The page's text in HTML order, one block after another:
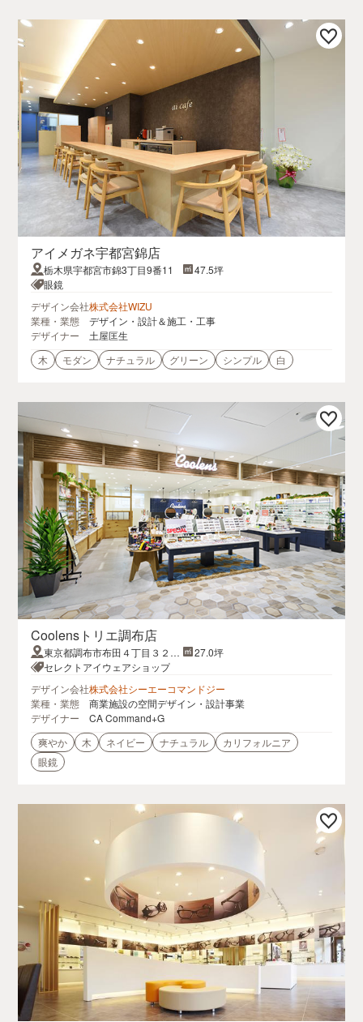
アイメガネ宇都宮錦店
栃木県宇都宮市錦3丁目9番11
47.5坪
眼鏡
デザイン会社株式会社WIZU
業種・業態
デザイン・設計＆施工・工事
デザイナー
土屋匡生
木
モダン ナチュラル グリーン シンプル 白
Coolensトリエ調布店
東京都調布市布田４丁目３２ト
リエ京王調布A館4F
27.0坪
セレクトアイウェアショップ
デザイン会社株式会社シーエーコマンドジー
業種・業態
商業施設の空間デザイン・設計事業
デザイナー
CA Command+G
爽やか
木 ネイビー ナチュラル
カリフォルニア
眼鏡